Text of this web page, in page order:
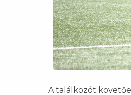
A találkozót